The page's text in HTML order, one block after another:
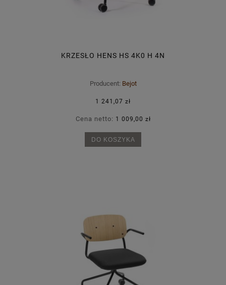
KRZESŁO HENS HS 4K0 H 4N
Producent: Bejot
1 241,07 zł
Cena netto: 1 009,00 zł
DO KOSZYKA